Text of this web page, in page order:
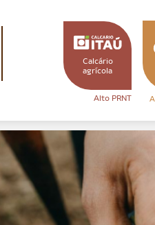
Calcário
agrícola
Alto PRNT